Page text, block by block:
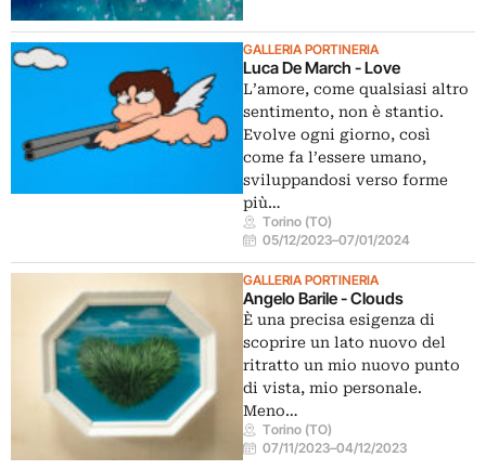
GALLERIA PORTINERIA
Luca De March - Love
L’amore, come qualsiasi altro
sentimento, non è stantio.
Evolve ogni giorno, così
come fa l’essere umano,
sviluppandosi verso forme
più…
Torino (TO)
05/12/2023–07/01/2024
GALLERIA PORTINERIA
Angelo Barile - Clouds
È una precisa esigenza di
scoprire un lato nuovo del
ritratto un mio nuovo punto
di vista, mio personale.
Meno…
Torino (TO)
07/11/2023–04/12/2023